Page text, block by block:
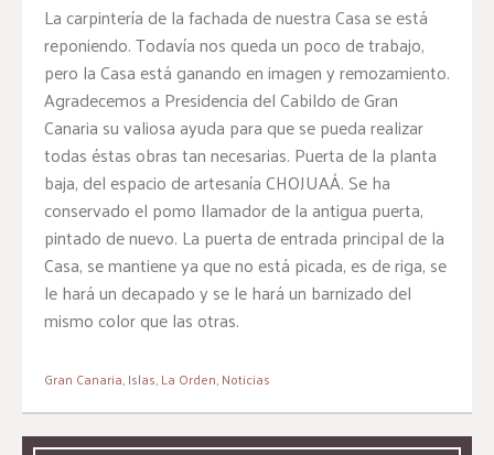
La carpintería de la fachada de nuestra Casa se está
reponiendo. Todavía nos queda un poco de trabajo,
pero la Casa está ganando en imagen y remozamiento.
Agradecemos a Presidencia del Cabildo de Gran
Canaria su valiosa ayuda para que se pueda realizar
todas éstas obras tan necesarias. Puerta de la planta
baja, del espacio de artesanía CHOJUAÁ. Se ha
conservado el pomo llamador de la antigua puerta,
pintado de nuevo. La puerta de entrada principal de la
Casa, se mantiene ya que no está picada, es de riga, se
le hará un decapado y se le hará un barnizado del
mismo color que las otras.
Gran Canaria,Islas,La Orden,Noticias